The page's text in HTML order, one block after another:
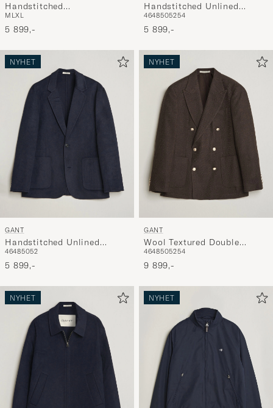
Handstitched
Wool/Cashmere Jacket
Shadow Brown
M LXL
5 899,-
Handstitched Unlined
Blazer Mist Taupe
4648505254
5 899,-
NYHET
GANT
Handstitched Unlined
Blazer Evening Blue
46485052
5 899,-
NYHET
GANT
Wool Textured Double
Breasted Blazer Black
Brown
4648505254
9 899,-
NYHET NYHET